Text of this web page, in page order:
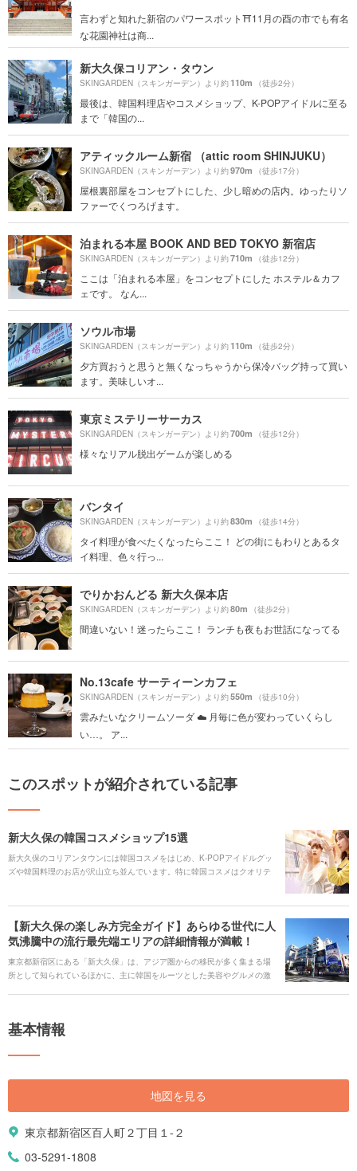
言わずと知れた新宿のパワースポット⛩11月の酉の市でも有名
な花園神社は商...
新大久保コリアン・タウン
SKINGARDEN（スキンガーデン）より約110m （徒歩2分）
最後は、韓国料理店やコスメショップ、K-POPアイドルに至る
まで「韓国の...
アティックルーム新宿 （attic room SHINJUKU）
SKINGARDEN（スキンガーデン）より約970m （徒歩17分）
屋根裏部屋をコンセプトにした、少し暗めの店内。ゆったりソ
ファーでくつろげます。
泊まれる本屋 BOOK AND BED TOKYO 新宿店
SKINGARDEN（スキンガーデン）より約710m （徒歩12分）
ここは「泊まれる本屋」をコンセプトにした ホステル＆カフ
ェです。 なん...
ソウル市場
SKINGARDEN（スキンガーデン）より約110m （徒歩2分）
夕方買おうと思うと無くなっちゃうから保冷バッグ持って買い
ます。美味しいオ...
東京ミステリーサーカス
SKINGARDEN（スキンガーデン）より約700m （徒歩12分）
様々なリアル脱出ゲームが楽しめる
バンタイ
SKINGARDEN（スキンガーデン）より約830m （徒歩14分）
タイ料理が食べたくなったらここ！ どの街にもわりとあるタ
イ料理、色々行っ...
でりかおんどる 新大久保本店
SKINGARDEN（スキンガーデン）より約80m （徒歩2分）
間違いない！迷ったらここ！ ランチも夜もお世話になってる
No.13cafe サーティーンカフェ
SKINGARDEN（スキンガーデン）より約550m （徒歩10分）
雲みたいなクリームソーダ︎ ☁️ 月毎に色が変わっていくらし
い…。 ア...
このスポットが紹介されている記事
新大久保の韓国コスメショップ15選
新大久保のコリアンタウンには韓国コスメをはじめ、K-POPアイドルグッ
ズや韓国料理のお店が沢山立ち並んでいます。特に韓国コスメはクオリテ
【新大久保の楽しみ方完全ガイド】あらゆる世代に人
気沸騰中の流行最先端エリアの詳細情報が満載！
東京都新宿区にある「新大久保」は、アジア圏からの移民が多く集まる場
所として知られているほかに、主に韓国をルーツとした美容やグルメの激
のこと、イスラム圏の人たちに親しまれるエリアやおしゃれなスイーツが
所です。 新大久保を観光に訪れた際に外せない主な見どころを9つピック
基本情報
地図を見る
東京都新宿区百人町２丁目１-２
03-5291-1808